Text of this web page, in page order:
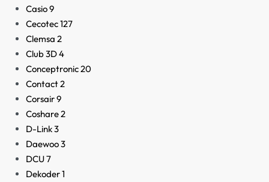
Casio9
Cecotec127
Clemsa 2
Club 3D4
Conceptronic20
Contact2
Corsair9
Coshare2
D-Link3
Daewoo3
DCU7
Dekoder1